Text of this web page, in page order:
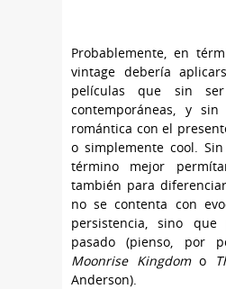
Probablemente, en
vintage debería
películas que sin
contemporáneas, y
romántica con el
o simplemente cool.
término mejor
también para
no se contenta con
persistencia, sino
pasado (pienso, por
Moonrise Kingdomo
Anderson).